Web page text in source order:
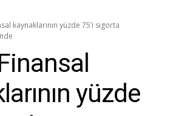
kaynaklarının yüzde 75’i sigorta
yüzde